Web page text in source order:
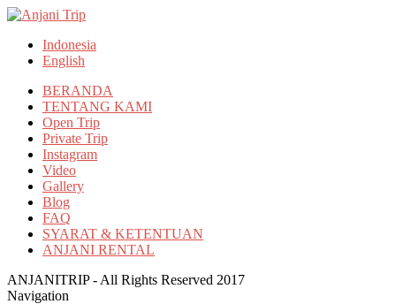
Indonesia
English
BERANDA
TENTANG KAMI
Open Trip
Private Trip
Instagram
Video
Gallery
Blog
FAQ
SYARAT & KETENTUAN
ANJANI RENTAL
ANJANITRIP - All Rights Reserved 2017
Navigation